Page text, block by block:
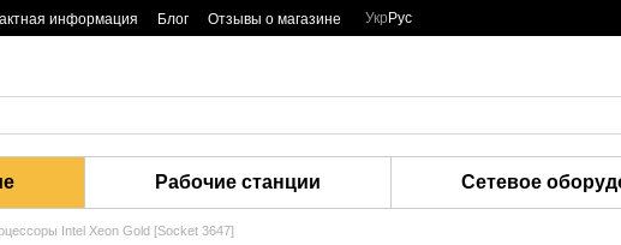
информация Блог Отзывы о магазине Укр Рус
Рабочие станции Сетевое
Intel Xeon Gold [Socket 3647]